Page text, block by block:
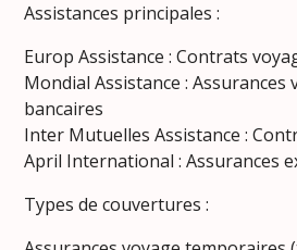
Assistances principales :
Europ Assistance : Contrats
Mondial Assistance : Assurances
bancaires
Inter Mutuelles Assistance :
April International : Assurances
Types de couvertures :